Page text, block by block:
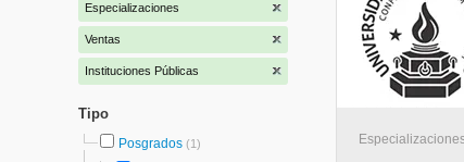
Especializaciones
Ventas
Instituciones Públicas
Tipo
Posgrados (1)